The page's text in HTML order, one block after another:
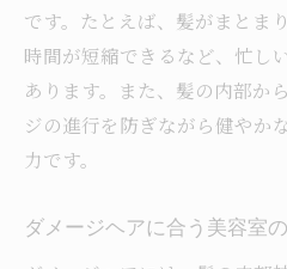
です。たとえば、髪がまとま
時間が短縮できるなど、忙し
あります。また、髪の内部か
ジの進行を防ぎながら健やか
力です。
ダメージヘアに合う美容室